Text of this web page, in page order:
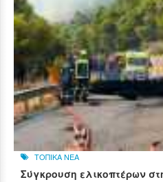
ΤΟΠΙΚΑ ΝΕΑ
Σύγκρουση ελικοπτέρων